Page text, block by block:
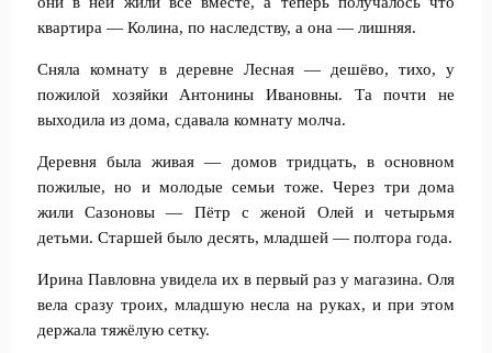
квартира — Колина, по наследству, а она — лишняя.
Сняла комнату в деревне Лесная — дешёво, тихо, у
пожилой хозяйки Антонины Ивановны. Та почти не
выходила из дома, сдавала комнату молча.
Деревня была живая — домов тридцать, в основном
пожилые, но и молодые семьи тоже. Через три дома
жили Сазоновы — Пётр с женой Олей и четырьмя
детьми. Старшей было десять, младшей — полтора года.
Ирина Павловна увидела их в первый раз у магазина. Оля
вела сразу троих, младшую несла на руках, и при этом
держала тяжёлую сетку.